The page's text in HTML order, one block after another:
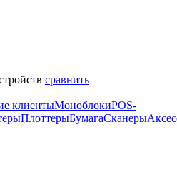
сравнить
клиентыМоноблокиPOS-
ПлоттерыБумагаСканеры